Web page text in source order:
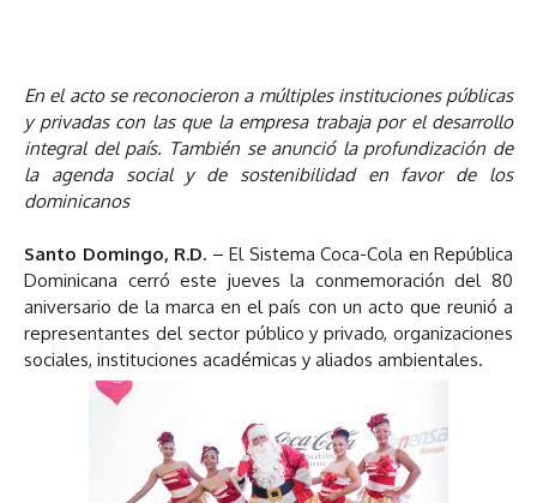
En el acto se reconocieron a múltiples instituciones públicas
y privadas con las que la empresa trabaja por el desarrollo
integral del país. También se anunció la profundización de
la agenda social y de sostenibilidad en favor de los
dominicanos
Santo Domingo, R.D. – El Sistema Coca-Cola en República
Dominicana cerró este jueves la conmemoración del 80
aniversario de la marca en el país con un acto que reunió a
representantes del sector público y privado, organizaciones
sociales, instituciones académicas y aliados ambientales.